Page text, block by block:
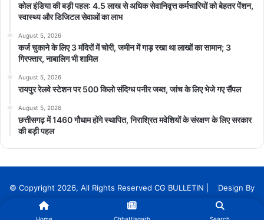
कोल इंडिया की बड़ी पहल: 4.5 लाख से अधिक सेवानिवृत्त कर्मचारियों को बेहतर पेंशन,
स्वास्थ्य और डिजिटल सेवाओं का लाभ
August 5, 2026
कर्ज चुकाने के लिए 3 मंदिरों में चोरी, जमीन में गाड़ रखा था लाखों का सामान; 3
गिरफ्तार, नाबालिग भी शामिल
August 5, 2026
रायपुर रेलवे स्टेशन पर 500 किलो संदिग्ध पनीर जब्त, जांच के लिए भेजे गए सैंपल
August 5, 2026
छत्तीसगढ़ में 1460 गौधाम होंगे स्थापित, निराश्रित मवेशियों के संरक्षण के लिए सरकार
की बड़ी पहल
© Copyright 2026, All Rights Reserved CG BULLETIN | Design By
InnoTech Solution Services
Home Chhattisgarh Search